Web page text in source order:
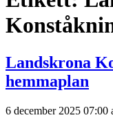
Landskrona
hemmaplan
6 december 2025 07:00